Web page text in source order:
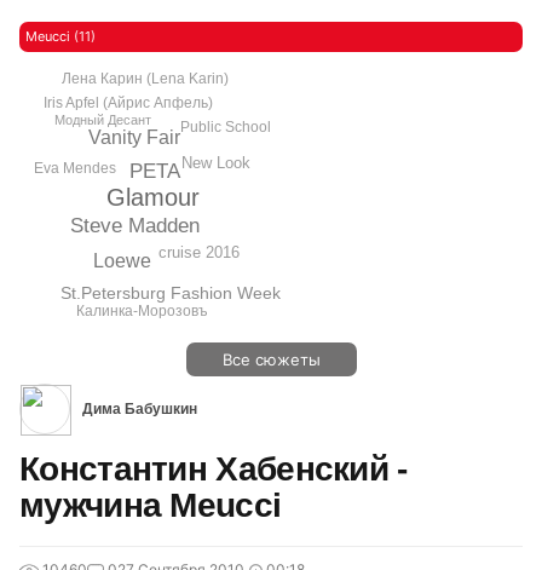
Meucci (11)
Glamour
PETA
Steve Madden
Vanity Fair
Loewe
St.Petersburg Fashion Week
New Look
cruise 2016
Iris Apfel (Айрис Апфель)
Лена Карин (Lena Karin)
Eva Mendes
Public School
Калинка-Морозовъ
Модный Десант
Все сюжеты
Дима Бабушкин
Константин Хабенский -
мужчина Meucci